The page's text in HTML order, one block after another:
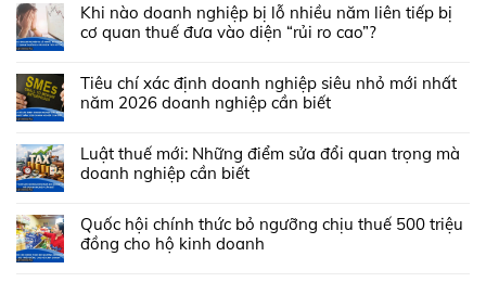
Khi nào doanh nghiệp bị lỗ nhiều năm liên tiếp bị
cơ quan thuế đưa vào diện “rủi ro cao”?
Tiêu chí xác định doanh nghiệp siêu nhỏ mới nhất
năm 2026 doanh nghiệp cần biết
Luật thuế mới: Những điểm sửa đổi quan trọng mà
doanh nghiệp cần biết
Quốc hội chính thức bỏ ngưỡng chịu thuế 500 triệu
đồng cho hộ kinh doanh